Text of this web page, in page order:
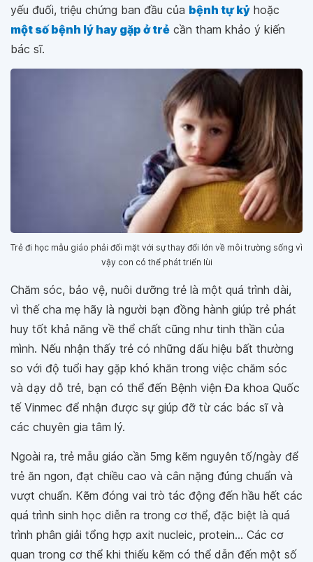
yếu đuối, triệu chứng ban đầu của bệnh tự kỷ hoặc
một số bệnh lý hay gặp ở trẻ cần tham khảo ý kiến
bác sĩ.
Trẻ đi học mẫu giáo phải đối mặt với sự thay đổi lớn về môi trường sống vì
vậy con có thể phát triển lùi
Chăm sóc, bảo vệ, nuôi dưỡng trẻ là một quá trình dài,
vì thế cha mẹ hãy là người bạn đồng hành giúp trẻ phát
huy tốt khả năng về thể chất cũng như tinh thần của
mình. Nếu nhận thấy trẻ có những dấu hiệu bất thường
so với độ tuổi hay gặp khó khăn trong việc chăm sóc
và dạy dỗ trẻ, bạn có thể đến Bệnh viện Đa khoa Quốc
tế Vinmec để nhận được sự giúp đỡ từ các bác sĩ và
các chuyên gia tâm lý.
Ngoài ra, trẻ mẫu giáo cần 5mg kẽm nguyên tố/ngày để
trẻ ăn ngon, đạt chiều cao và cân nặng đúng chuẩn và
vượt chuẩn. Kẽm đóng vai trò tác động đến hầu hết các
quá trình sinh học diễn ra trong cơ thể, đặc biệt là quá
trình phân giải tổng hợp axit nucleic, protein... Các cơ
quan trong cơ thể khi thiếu kẽm có thể dẫn đến một số